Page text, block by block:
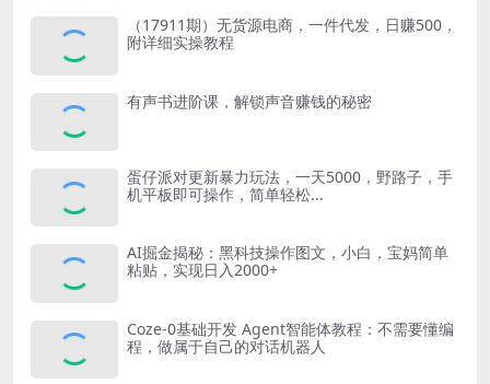
（17911期）无货源电商，一件代发，日赚500，
附详细实操教程
有声书进阶课，解锁声音赚钱的秘密
蛋仔派对更新暴力玩法，一天5000，野路子，手
机平板即可操作，简单轻松...
AI掘金揭秘：黑科技操作图文，小白，宝妈简单
粘贴，实现日入2000+
Coze-0基础开发 Agent智能体教程：不需要懂编
程，做属于自己的对话机器人